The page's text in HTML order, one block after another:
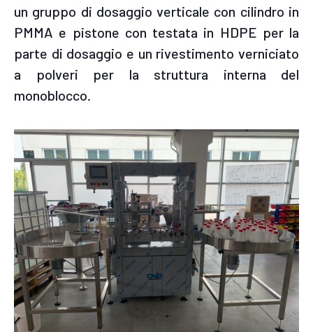
un gruppo di dosaggio verticale con cilindro in
PMMA e pistone con testata in HDPE per la
parte di dosaggio e un rivestimento verniciato
a polveri per la struttura interna del
monoblocco.